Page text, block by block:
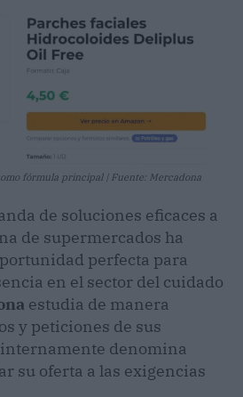
fórmula principal | Fuente: Mercadona
de soluciones eficaces a
de supermercados ha
perfecta para
en el sector del cuidado
estudia de manera
y peticiones de sus
denomina
su oferta a las exigencias